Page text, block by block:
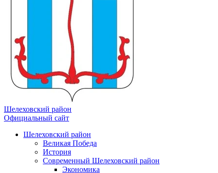
Шелеховский район
Официальный сайт
Шелеховский район
Великая Победа
История
Современный Шелеховский район
Экономика